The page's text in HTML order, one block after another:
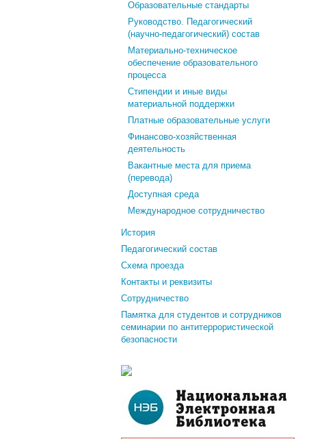
Образовательные стандарты
Руководство. Педагогический
(научно-педагогический) состав
Материально-техническое
обеспечение образовательного
процесса
Стипендии и иные виды
материальной поддержки
Платные образовательные услуги
Финансово-хозяйственная
деятельность
Вакантные места для приема
(перевода)
Доступная среда
Международное сотрудничество
История
Педагогический состав
Схема проезда
Контакты и реквизиты
Сотрудничество
Памятка для студентов и сотрудников
семинарии по антитеррористической
безопасности